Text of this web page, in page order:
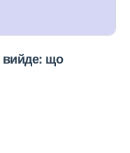
вийде: що